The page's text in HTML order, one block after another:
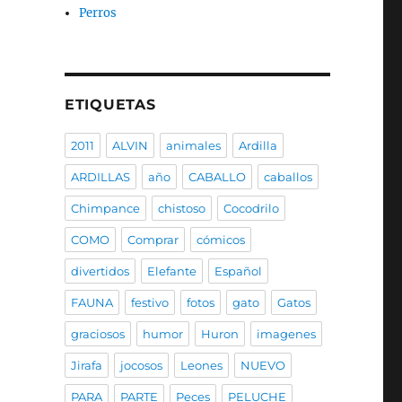
Perros
ETIQUETAS
2011 ALVIN animales Ardilla
ARDILLAS año CABALLO caballos
Chimpance chistoso Cocodrilo
COMO Comprar cómicos
divertidos Elefante Español
FAUNA festivo fotos gato Gatos
graciosos humor Huron imagenes
Jirafa jocosos Leones NUEVO
PARA PARTE Peces PELUCHE